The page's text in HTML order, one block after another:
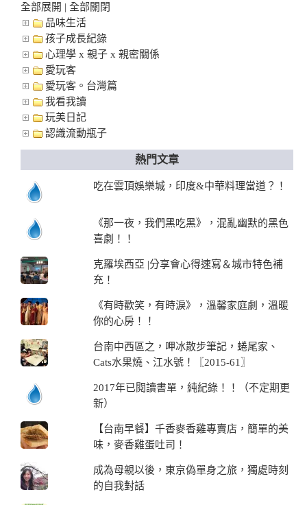
全部展開 | 全部關閉
品味生活
孩子成長紀錄
心理學 x 親子 x 親密關係
愛玩客
愛玩客。台灣篇
我看我讀
玩美日記
認識流動瓶子
熱門文章
吃在雲頂娛樂城，印度&中華料理當道？！
《那一夜，我們黑吃黑》，混亂幽默的黑色
喜劇！！
克羅埃西亞 |分享會心得速寫＆城市特色補
充！
《有時歡笑，有時淚》，溫馨家庭劇，溫暖
你的心房！！
台南中西區之，呷冰散步筆記，蜷尾家、
Cats水果燒、江水號！〖2015-61〗
2017年已閱讀書單，純紀錄！！（不定期更
新）
【台南早餐】千香麥香雞專賣店，簡單的美
味，麥香雞蛋吐司！
成為母親以後，東京偽單身之旅，獨處時刻
的自我對話